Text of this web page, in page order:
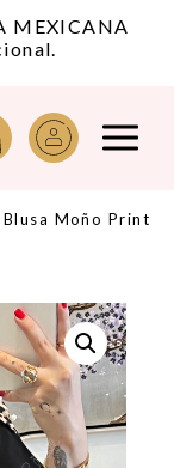
MEXICANA
Blusa Moño Print